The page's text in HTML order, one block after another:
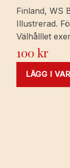
Finland, WS
Illustrerad.
Välhålllet
100kr
LÄGG I